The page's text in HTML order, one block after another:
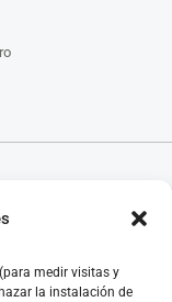
medir visitas y
la instalación de
de gimnasios, centros de
y centros de danza, que
de reservas de clases y
el control de membresías